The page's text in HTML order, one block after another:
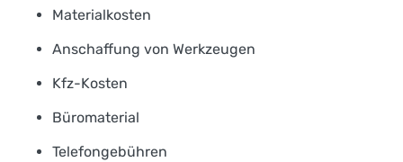
Materialkosten
Anschaffung von Werkzeugen
Kfz-Kosten
Büromaterial
Telefongebühren